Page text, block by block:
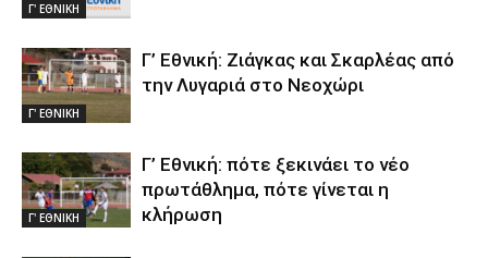
Γ' ΕΘΝΙΚΗ
Γ' ΕΘΝΙΚΗ
Γ’ Εθνική: Ζιάγκας και Σκαρλέας από
την Λυγαριά στο Νεοχώρι
Γ' ΕΘΝΙΚΗ
Γ’ Εθνική: πότε ξεκινάει το νέο
πρωτάθλημα, πότε γίνεται η
κλήρωση